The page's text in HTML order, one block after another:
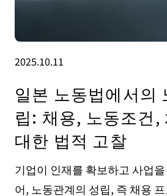
2025.10.11
일본 노동법에서의
립: 채용, 노동조건,
대한 법적 고찰
기업이 인재를 확보하고 사업
어, 노동관계의 성립, 즉 채용